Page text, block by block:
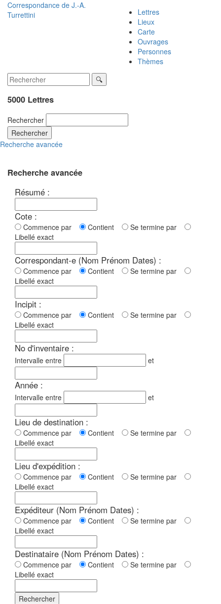
Correspondance de J.-A.
Turrettini
Lettres
Lieux
Carte
Ouvrages
Personnes
Thèmes
5000 Lettres
Rechercher
Rechercher
Recherche avancée
Recherche avancée
Résumé :
Cote :
Commence par Contient
Se termine par
Libellé exact
Correspondant-e (Nom Prénom Dates) :
Commence par Contient
Se termine par
Libellé exact
Incipit :
Commence par Contient
Se termine par
Libellé exact
No d'inventaire :
Intervalle entre et
Année :
Intervalle entre et
Lieu de destination :
Commence par Contient
Se termine par
Libellé exact
Lieu d'expédition :
Commence par Contient
Se termine par
Libellé exact
Expéditeur (Nom Prénom Dates) :
Commence par Contient
Se termine par
Libellé exact
Destinataire (Nom Prénom Dates) :
Commence par Contient
Se termine par
Libellé exact
Rechercher